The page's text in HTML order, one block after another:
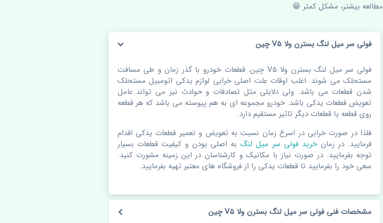
مطالعه بیشتر، مشکل کمتر 😁
فولی سر میل لنگ بسترن ولا V5 چین
فولی سر میل لنگ بسترن ولا V5 چین. قطعات خودرو با گذر زمان و طی مسافت
مستحلک می شوند. اغلب اوقات علت اصلی خرابی لوازم یدکی اتومبیل مستحلک
شدن قطعات می باشد. ولی دلایلی مثل تصادفات و حوادث نیز می تواند عامل
تعویض قطعات یدکی باشد. خودرو مجموعه ای به هم پیوسته می باشد که هر قطعه
روی قطعه یا قطعات دیگر تاثیر مستقیم دارد.
فلذا در صورت خرابی در اسرع زمان نسبت به تعویض و تعمیر قطعات یدکی اقدام
فرمایید. در زمانخرید فولی سر میل لنگ به اصلی بودن و کیفیت قطعات بسیار
توجه بفرمایید. در صورت نیاز با مکانیک و کارشناسان در این زمینه مشورت کنید.
سعی خود را بفرمایید تا قطعات یدکی را از فروشگاه های معتبر تهیه بفرمایید.
مشخصات فنی فولی سر میل لنگ بسترن ولا V5 چین